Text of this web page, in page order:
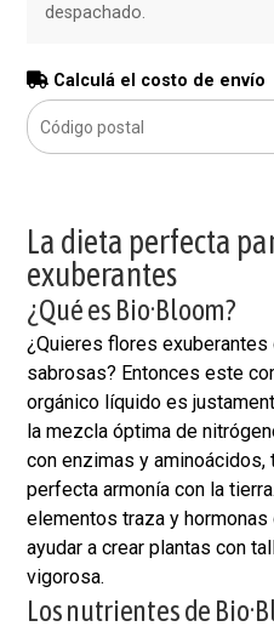
despachado.
Calculá el costo de envío
La dieta perfecta
exuberantes
¿Qué es Bio·Bloom?
¿Quieres flores exuberantes
sabrosas? Entonces este
orgánico líquido es
la mezcla óptima de
con enzimas y
perfecta armonía con la
elementos traza y
ayudar a crear plantas con
vigorosa.
Los nutrientes de